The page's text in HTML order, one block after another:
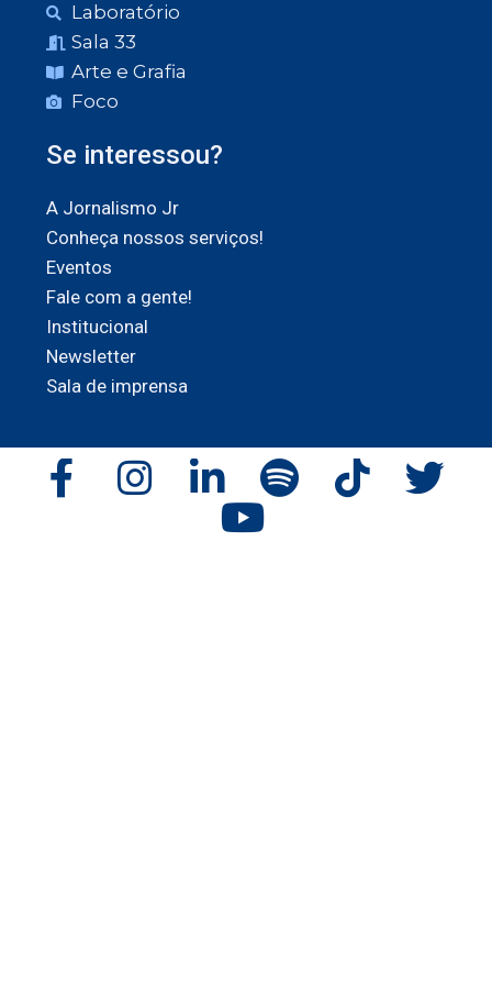
Laboratório
Sala 33
Arte e Grafia
Foco
Se interessou?
A Jornalismo Jr
Conheça nossos serviços!
Eventos
Fale com a gente!
Institucional
Newsletter
Sala de imprensa